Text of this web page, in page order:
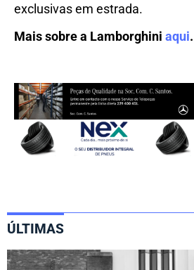
exclusivas em estrada.
Mais sobre a Lamborghini aqui.
ÚLTIMAS